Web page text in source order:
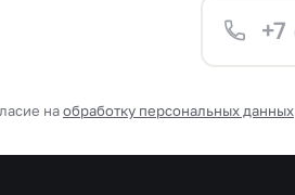
наобработку персональных данных